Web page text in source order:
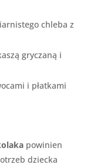
chleba z
gryczaną i
i płatkami
powinien
dziecka